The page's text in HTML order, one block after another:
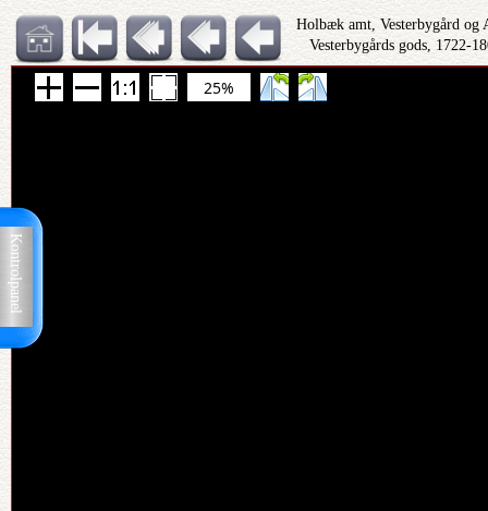
Kontrolpanel
Holbæk amt, Vesterbygård og
Vesterbygårds gods, 1722-
25%